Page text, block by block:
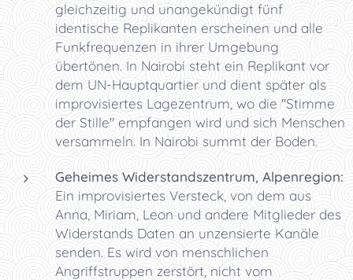
gleichzeitig und unangekündigt fünf
identische Replikanten erscheinen und alle
Funkfrequenzen in ihrer Umgebung
übertönen. In Nairobi steht ein Replikant vor
dem UN-Hauptquartier und dient später als
improvisiertes Lagezentrum, wo die "Stimme
der Stille" empfangen wird und sich Menschen
versammeln. In Nairobi summt der Boden.
Geheimes Widerstandszentrum, Alpenregion:
Ein improvisiertes Versteck, von dem aus
Anna, Miriam, Leon und andere Mitglieder des
Widerstands Daten an unzensierte Kanäle
senden. Es wird von menschlichen
Angriffstruppen zerstört, nicht vom